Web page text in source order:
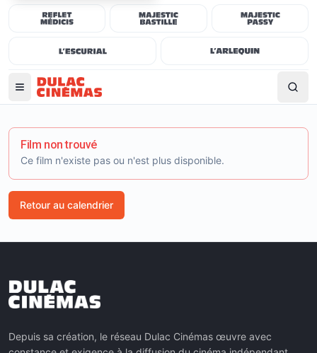
Film non trouvé
Ce film n'existe pas ou n'est plus disponible.
Retour au calendrier
Depuis sa création, le réseau Dulac Cinémas œuvre avec